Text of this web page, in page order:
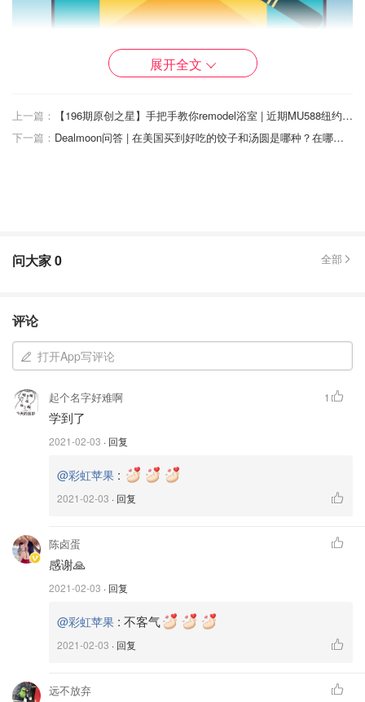
的电子邮件地址，它将进入某种数据库。 即使该数据库是
📧一旦一个垃圾邮件发送者有了地址，将您的地址传播到其
展开全文
上一篇：
【196期原创之星】手把手教你remodel浴室 | 近期MU588纽约直飞上海回国全流程攻略 | 用HSA实现三重省税 | 在美smile近视手术体验分享
下一篇：
Dealmoon问答 | 在美国买到好吃的饺子和汤圆是哪种？在哪里可以买到？
问大家0 全部
评论
打开App写评论
起个名字好难啊
学到了
2021-02-03 · 回复
1
@彩虹苹果 :
2021-02-03 · 回复
陈卤蛋
感谢🙏
2021-02-03 · 回复
@彩虹苹果 : 不客气
2021-02-03 · 回复
远不放弃